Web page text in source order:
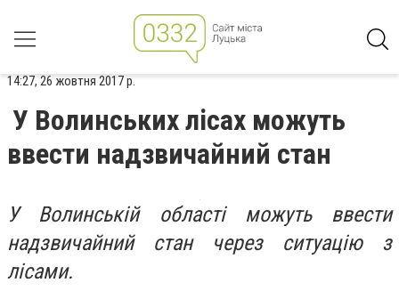
14:27, 26 жовтня 2017 р.
У Волинських лісах можуть
ввести надзвичайний стан
У Волинській області можуть ввести
надзвичайний стан через ситуацію з
лісами.